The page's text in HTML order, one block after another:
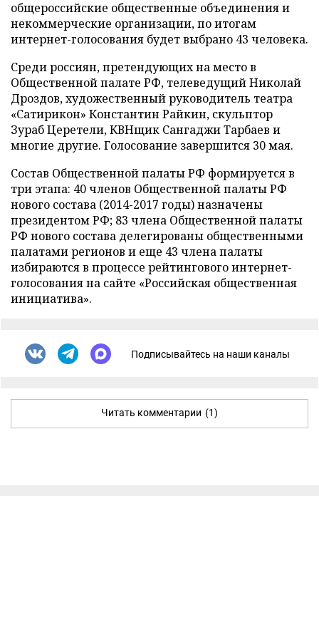
общероссийские общественные объединения и
некоммерческие организации, по итогам
интернет-голосования будет выбрано 43 человека.
Среди россиян, претендующих на место в
Общественной палате РФ, телеведущий Николай
Дроздов, художественный руководитель театра
«Сатирикон» Константин Райкин, скульптор
Зураб Церетели, КВНщик Сангаджи Тарбаев и
многие другие. Голосование завершится 30 мая.
Состав Общественной палаты РФ формируется в
три этапа: 40 членов Общественной палаты РФ
нового состава (2014-2017 годы) назначены
президентом РФ; 83 члена Общественной палаты
РФ нового состава делегированы общественными
палатами регионов и еще 43 члена палаты
избираются в процессе рейтингового интернет-
голосования на сайте «Российская общественная
инициатива».
Подписывайтесь на наши каналы
Читать комментарии (1)